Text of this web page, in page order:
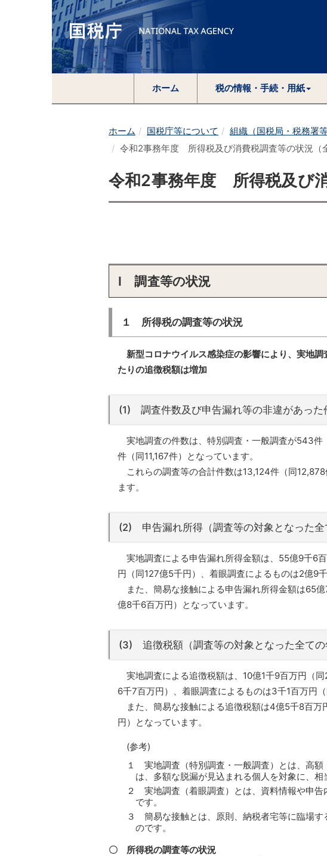
ホーム 税の情報・手続・用紙
ホーム 国税庁等について 組織（国税局・税務署等
令和2事務年度 所得税及び消費税調査等の状況（
令和2事務年度 所得税及び
Ⅰ 調査等の状況
１ 所得税の調査等の状況
新型コロナウイルス感染症の影響により、実地
たりの追徴税額は増加
(1) 調査件数及び申告漏れ等の非違があった
実地調査の件数は、特別調査・一般調査が543
件（同11,167件）となっています。
これらの調査等の合計件数は13,124件（同
ます。
(2) 申告漏れ所得（調査等の対象となった全
実地調査による申告漏れ所得金額は、55億9千6
円（同127億5千円）、着眼調査によるものは2億9
また、簡易な接触による申告漏れ所得金額は65
億8千6百万円）となっています。
(3) 追徴税額（調査等の対象となった全て
実地調査による追徴税額は、10億1千9百万円（
6千7百万円）、着眼調査によるものは3千1百万円
また、簡易な接触による追徴税額は4億5千8百万
円）となっています。
(参考)
１ 実地調査（特別調査・一般調査）とは、高
は、多額な脱漏が見込まれる個人を対象に、
２ 実地調査（着眼調査）とは、資料情報や申告
です。
３ 簡易な接触とは、原則、納税者宅等に臨場す
のです。
〇 所得税の調査等の状況